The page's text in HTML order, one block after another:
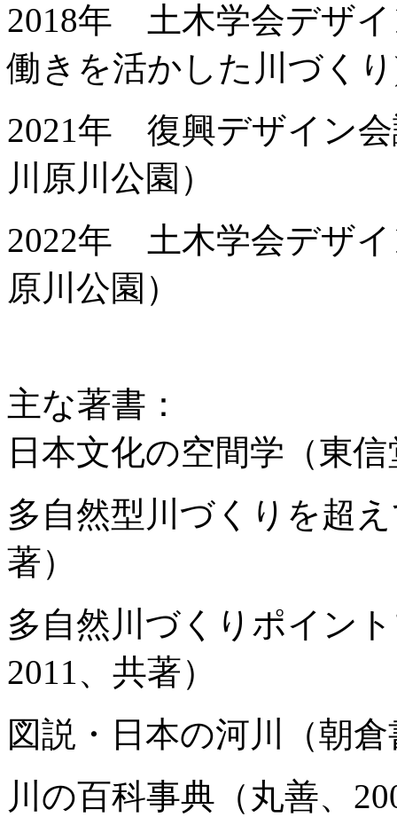
2018年 土木学会デザ
働きを活かした川づく
2021年 復興デザイン会
川原川公園）
2022年 土木学会デザ
原川公園）
主な著書：
日本文化の空間学（東
多自然型川づくりを超
著）
多自然川づくりポイン
2011、共著）
図説・日本の河川（朝
川の百科事典（丸善、